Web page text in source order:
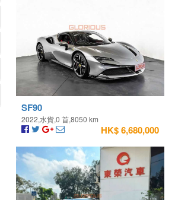
SF90
2022,水貨,0 首,8050 km
HK$ 6,680,000